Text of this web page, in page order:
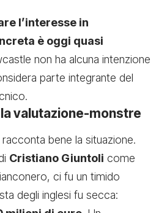
l’interesse in
è oggi quasi
non ha alcuna intenzione
parte integrante del
valutazione-monstre
bene la situazione.
Cristiano Giuntoli come
ci fu un timido
degli inglesi fu secca: